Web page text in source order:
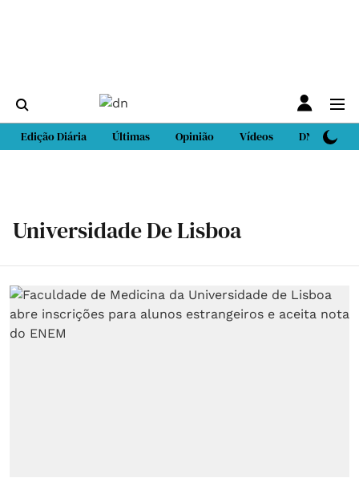
Edição Diária Últimas Opinião Vídeos DN Sport
Universidade De Lisboa